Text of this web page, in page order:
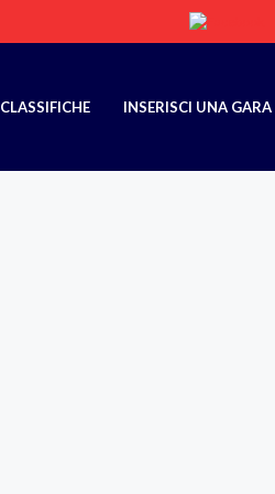
CLASSIFICHE INSERISCI UNA GARA